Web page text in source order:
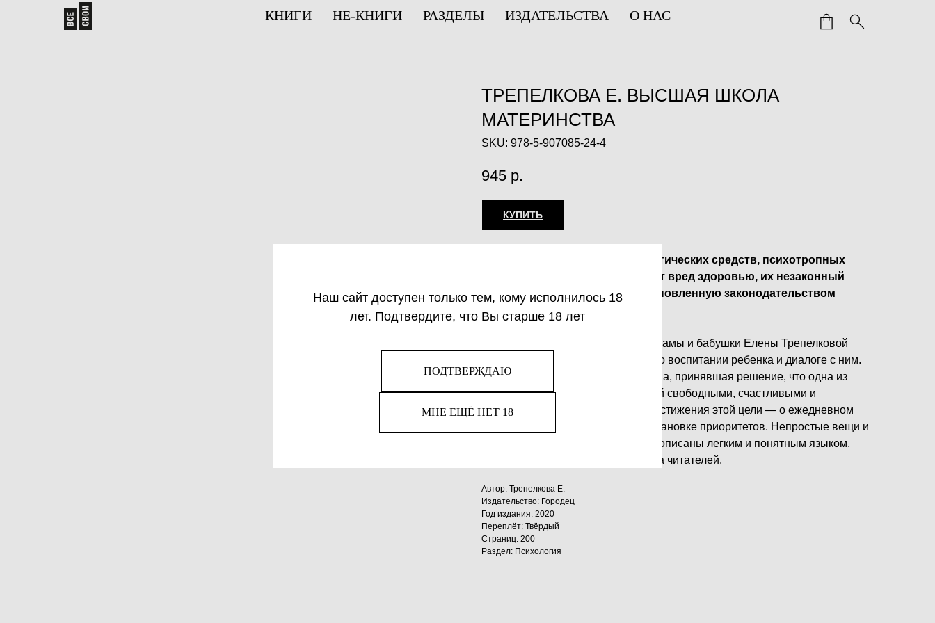
КНИГИ НЕ-КНИГИ РАЗДЕЛЫ ИЗДАТЕЛЬСТВА О НАС
Наш сайт доступен только тем, кому исполнилось 18
лет. Подтвердите, что Вы старше 18 лет
ПОДТВЕРЖДАЮ
МНЕ ЕЩЁ НЕТ 18
ТРЕПЕЛКОВА Е. ВЫСШАЯ ШКОЛА
МАТЕРИНСТВА
SKU: 978-5-907085-24-4
945 р.
КУПИТЬ
Незаконное потребление наркотических средств, психотропных
веществ, их аналогов причиняет вред здоровью, их незаконный
оборот запрещён и влечет установленную законодательством
ответственность.
Книга российской писательницы, мамы и бабушки Елены Трепелковой
«Высшая школа материнства» — о воспитании ребенка и диалоге с ним.
О выборе, который делает женщина, принявшая решение, что одна из
целей ее жизни — вырастить детей свободными, счастливыми и
успешными. О выборе методов достижения этой цели — о ежедневном
кропотливом труде и верной расстановке приоритетов. Непростые вещи и
сложные социальные механизмы описаны легким и понятным языком,
предназначена для широкого круга читателей.
Автор: Трепелкова Е.
Издательство: Городец
Год издания: 2020
Переплёт: Твёрдый
Страниц: 200
Раздел: Психология